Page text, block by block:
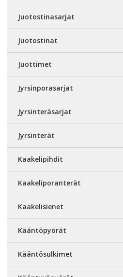
Juotostinasarjat
Juotostinat
Juottimet
Jyrsinporasarjat
Jyrsinteräsarjat
Jyrsinterät
Kaakelipihdit
Kaakeliporanterät
Kaakelisienet
Kääntöpyörät
Kääntösulkimet